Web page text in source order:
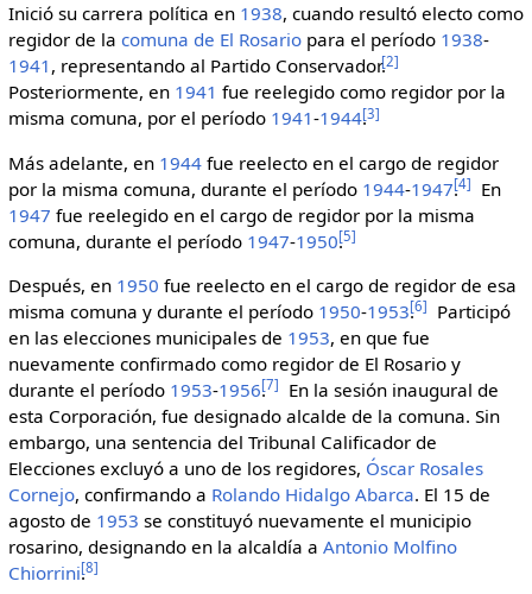
Inició su carrera política en 1938, cuando resultó electo como
regidor de la comuna de El Rosariopara el período 1938-
1941 , representando al Partido Conservador.
[2]
Posteriormente, en 1941 fue reelegido como regidor por la
misma comuna, por el período 1941-1944.[3]
Más adelante, en 1944fue reelecto en el cargo de regidor
por la misma comuna, durante el período 1944-1947.[4]
En
1947 fue reelegido en el cargo de regidor por la misma
comuna, durante el período 1947-1950.[5]
Después, en 1950 fue reelecto en el cargo de regidor de esa
misma comuna y durante el período 1950-1953.[6]
Participó
en las elecciones municipales de 1953, en que fue
nuevamente confirmado como regidor de El Rosario y
durante el período 1953-1956.[7]
En la sesión inaugural de
esta Corporación, fue designado alcalde de la comuna. Sin
embargo, una sentencia del Tribunal Calificador de
Elecciones excluyó a uno de los regidores, Óscar Rosales
Cornejo, confirmando a Rolando Hidalgo Abarca. El 15 de
agosto de 1953 se constituyó nuevamente el municipio
rosarino, designando en la alcaldía a Antonio Molfino
Chiorrini.[8]